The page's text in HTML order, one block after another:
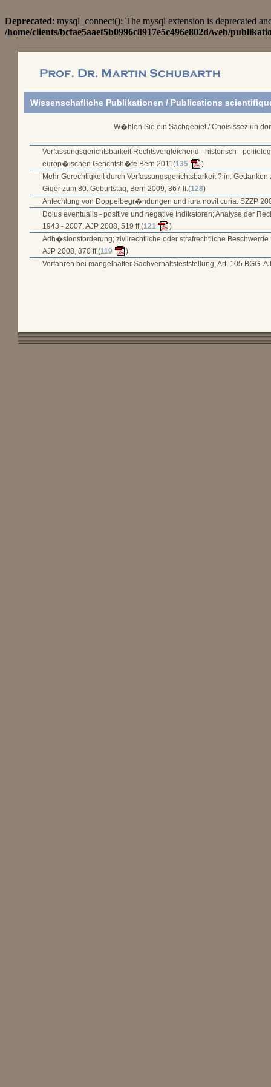
Deprecated: mysql_connect(): The mysql extension is deprecated
/home/clients/bcfae5aaef5b0996c8917e5c496e802d/web/
Wissenschafliche Publikationen / Publications
W�hlen Sie ein Sachgebiet / Choisissez un
Verfassungsgerichtsbarkeit Rechtsvergleichend - historisch -
europ�ischen Gerichtsh�fe Bern 2011(135
)
Mehr Gerechtigkeit durch Verfassungsgerichtsbarkeit ? in:
Giger zum 80. Geburtstag, Bern 2009, 367 ff.(128)
Anfechtung von Doppelbegr�ndungen und iura novit curia. SZZP
Dolus eventualis - positive und negative Indikatoren; Analyse der
1943 - 2007. AJP 2008, 519 ff.(121
)
Adh�sionsforderung; zivilrechtliche oder strafrechtliche Beschwerde
AJP 2008, 370 ff.(119
)
Verfahren bei mangelhafter Sachverhaltsfeststellung, Art. 105 BGG.